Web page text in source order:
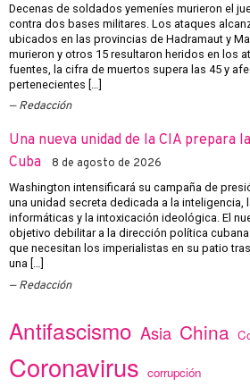
Decenas de soldados yemeníes murieron el
contra dos bases militares. Los ataques
ubicados en las provincias de Hadramaut y
murieron y otros 15 resultaron heridos en los
fuentes, la cifra de muertos supera las 45 y
pertenecientes […]
Redacción
Una nueva unidad de la CIA prepara
Cuba
8 de agosto de 2026
Washington intensificará su campaña de
una unidad secreta dedicada a la inteligencia,
informáticas y la intoxicación ideológica. El
objetivo debilitar a la dirección política
que necesitan los imperialistas en su patio
una […]
Redacción
Antifascismo Asia China
Coronavirus corrupción